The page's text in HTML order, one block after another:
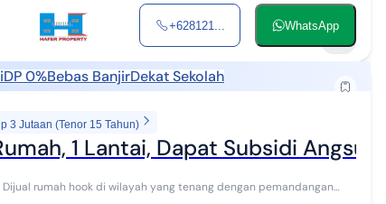
+628121... WhatsApp
DP 0%Bebas BanjirDekat Sekolah
3 Jutaan (Tenor 15 Tahun)
1 Lantai, Dapat Subsidi Angsuran